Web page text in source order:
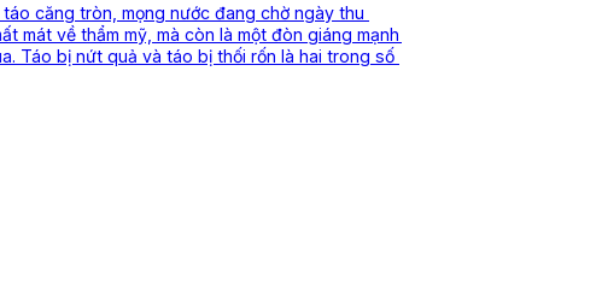
căng tròn, mọng nước đang chờ ngày thu
mát về thẩm mỹ, mà còn là một đòn giáng mạnh
Táo bị nứt quả và táo bị thối rốn là hai trong số